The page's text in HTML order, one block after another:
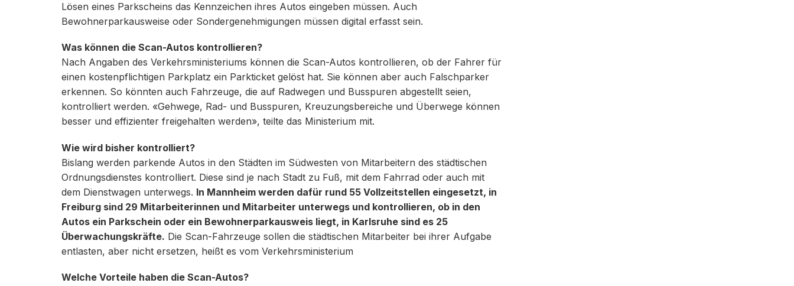
Lösen eines Parkscheins das Kennzeichen ihres Autos eingeben müssen. Auch
Bewohnerparkausweise oder Sondergenehmigungen müssen digital erfasst sein.
Was können die Scan-Autos kontrollieren?
Nach Angaben des Verkehrsministeriums können die Scan-Autos kontrollieren, ob der Fahrer für
einen kostenpflichtigen Parkplatz ein Parkticket gelöst hat. Sie können aber auch Falschparker
erkennen. So könnten auch Fahrzeuge, die auf Radwegen und Busspuren abgestellt seien,
kontrolliert werden. «Gehwege, Rad- und Busspuren, Kreuzungsbereiche und Überwege können
besser und effizienter freigehalten werden», teilte das Ministerium mit.
Wie wird bisher kontrolliert?
Bislang werden parkende Autos in den Städten im Südwesten von Mitarbeitern des städtischen
Ordnungsdienstes kontrolliert. Diese sind je nach Stadt zu Fuß, mit dem Fahrrad oder auch mit
dem Dienstwagen unterwegs. In Mannheim werden dafür rund 55 Vollzeitstellen eingesetzt, in
Freiburg sind 29 Mitarbeiterinnen und Mitarbeiter unterwegs und kontrollieren, ob in den
Autos ein Parkschein oder ein Bewohnerparkausweis liegt, in Karlsruhe sind es 25
Überwachungskräfte. Die Scan-Fahrzeuge sollen die städtischen Mitarbeiter bei ihrer Aufgabe
entlasten, aber nicht ersetzen, heißt es vom Verkehrsministerium
Welche Vorteile haben die Scan-Autos?